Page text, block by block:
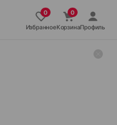
ИзбранноеКорзинаПрофиль